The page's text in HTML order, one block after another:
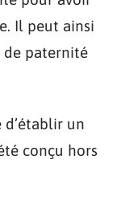
Il peut ainsi
de paternité
d’établir un
conçu hors